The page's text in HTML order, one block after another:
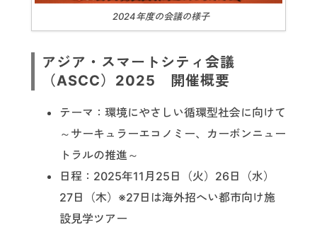
2024年度の会議の様子
アジア・スマートシティ会議
（ASCC）2025 開催概要
テーマ：環境にやさしい循環型社会に向けて
～サーキュラーエコノミー、カーボンニュー
トラルの推進～
日程：2025年11月25日（火）26日（水）
27日（木）※27日は海外招へい都市向け施
設見学ツアー